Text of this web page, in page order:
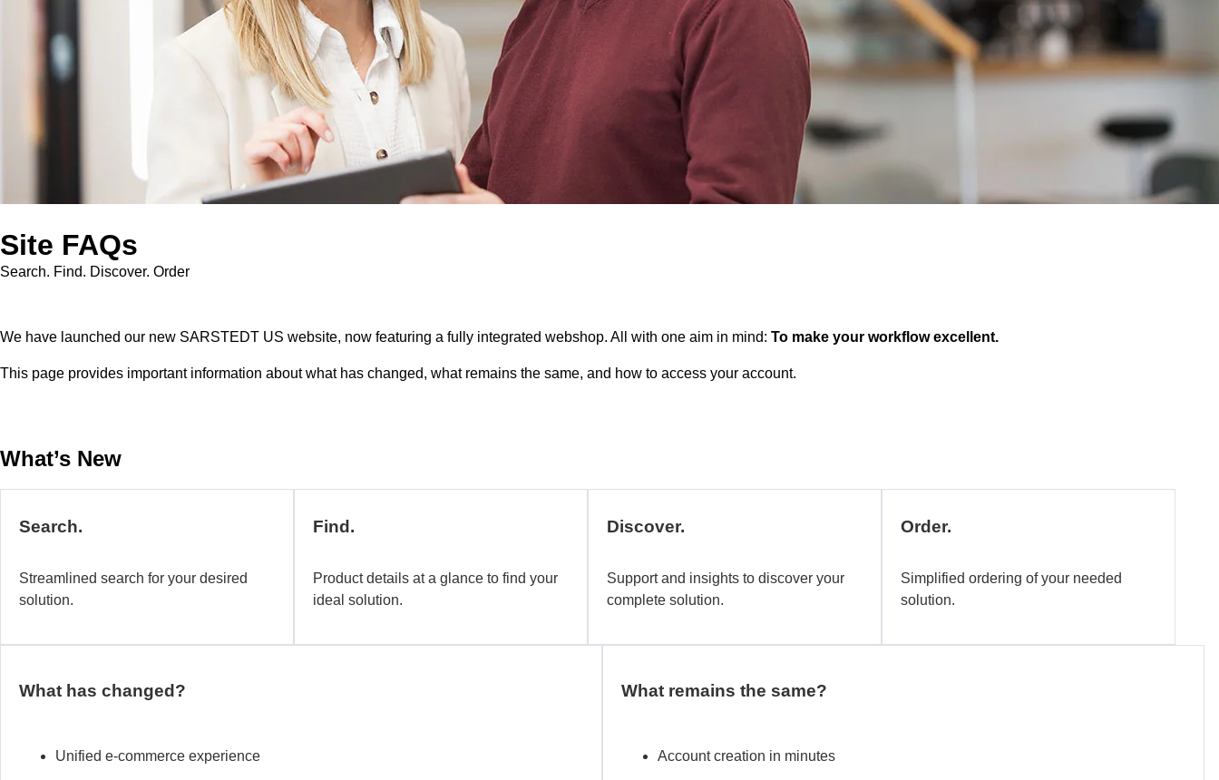
Site FAQs
Search. Find. Discover. Order
We have launched our new SARSTEDT US website, now featuring a fully integrated webshop. All with one aim in mind: To make your workflow excellent.
This page provides important information about what has changed, what remains the same, and how to access your account.
What’s New
Search.
Streamlined search for your desired
solution.
Find.
Product details at a glance to find your
ideal solution.
Discover.
Support and insights to discover your
complete solution.
Order.
Simplified ordering of your needed
solution.
What has changed?
Unified e-commerce experience
What remains the same?
Account creation in minutes